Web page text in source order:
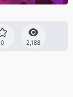
0 2,188